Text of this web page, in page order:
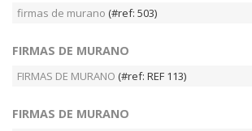
firmas de murano (#ref: 503)
FIRMAS DE MURANO
FIRMAS DE MURANO (#ref: REF 113)
FIRMAS DE MURANO